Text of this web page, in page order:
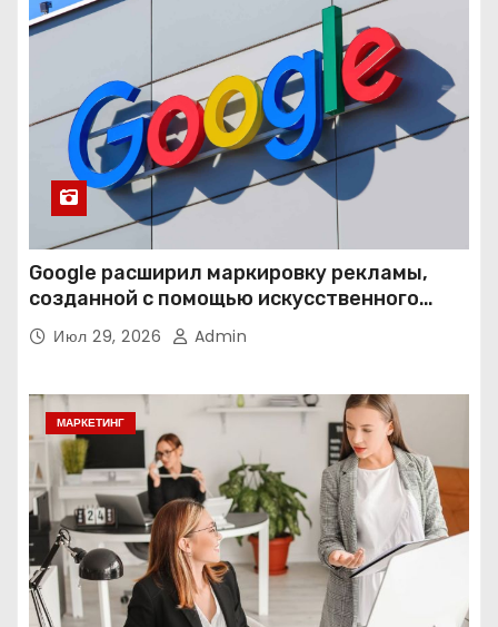
Google расширил маркировку рекламы,
созданной с помощью искусственного
интеллекта
Июл 29, 2026 Admin
МАРКЕТИНГ